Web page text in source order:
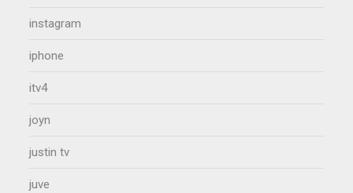
instagram
iphone
itv4
joyn
justin tv
juve